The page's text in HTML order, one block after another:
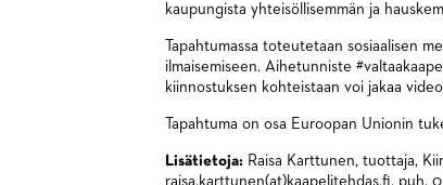
kaupungista yhteisöllisemmän ja
Tapahtumassa toteutetaan sosiaalisen
ilmaisemiseen. Aihetunniste
kiinnostuksen kohteistaan voi jakaa
Tapahtuma on osa Euroopan Unionin
Lisätietoja: Raisa Karttunen, tuottaja,
raisa.karttunen(at)kaapelitehdas.fi, puh.